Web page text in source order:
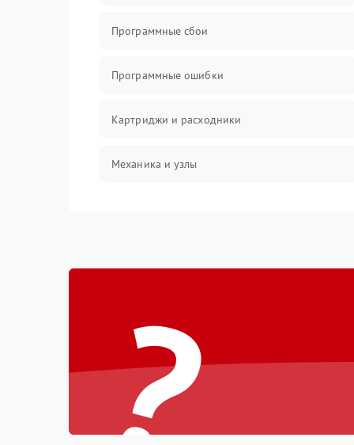
Программные сбои
Программные ошибки
Картриджи и расходники
Механика и узлы
Питание и запуск
Изображение
?